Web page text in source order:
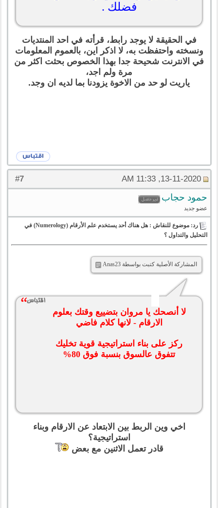
فضلك .
في الحقيقة لا يوجد رابط، قرأته في احد المنتديات
ونسخته واحتفظت به، لا اذكر اين، بالعموم المعلومات
في الانترنت شحيحة جدا بهذا الخصوص بحثت اكثر من
مرة ولم اجد،
ياريت لو حد من الاخوة يزودنا بما لديه ان وجد.
#
7 13-11-2020, 11:33 AM
حمود حجاب
عضو جديد
رد: موضوع للنقاش : هل هناك أحد يستخدم علم الأرقام (Numerology) في
التحليل والتداول ؟
المشاركة الأصلية كتبت بواسطة Anas23
لا أنصحك يا مروان بتضييع وقتك بعلوم
الارقام - لانها كلام فاضي
ركز على بناء استراتيجية قوية تخليك
تتفوق عالسوق بنسبة فوق 80%
اخي وين الربط بين الابتعاد عن الارقام وبناء
استراتيجية؟
قادر تعمل الاثنين مع بعض